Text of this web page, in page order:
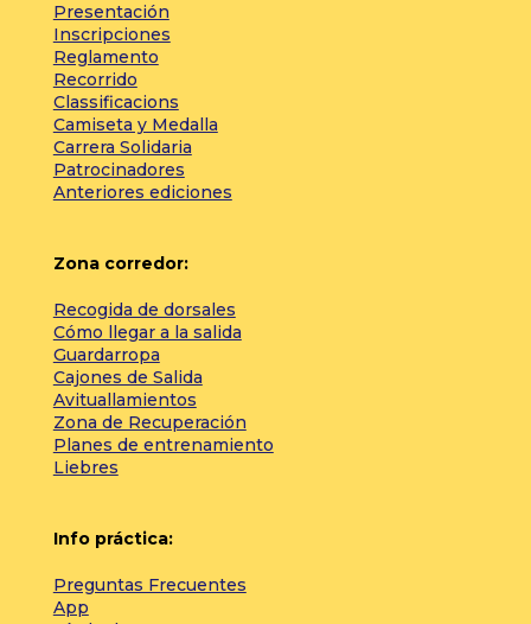
Presentación
Inscripciones
Reglamento
Recorrido
Classificacions
Camiseta y Medalla
Carrera Solidaria
Patrocinadores
Anteriores ediciones
Zona corredor:
Recogida de dorsales
Cómo llegar a la salida
Guardarropa
Cajones de Salida
Avituallamientos
Zona de Recuperación
Planes de entrenamiento
Liebres
Info práctica:
Preguntas Frecuentes
App